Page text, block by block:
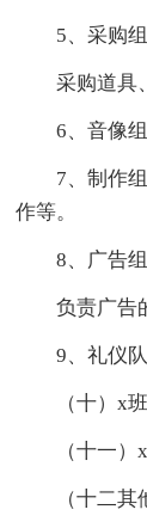
5、采购组
采购道具、
6、音像组
7、制作组
作等。
8、广告组
负责广告的
9、礼仪队
（十）x班
（十一）x
（十二其